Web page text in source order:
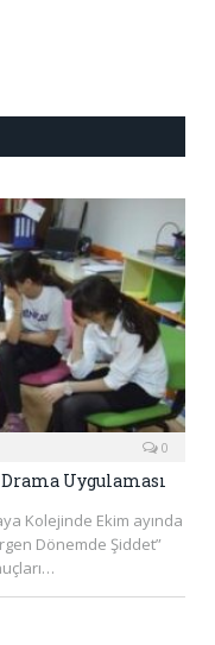
0
Uygulaması
Kolejinde Ekim ayında
Dönemde Şiddet”